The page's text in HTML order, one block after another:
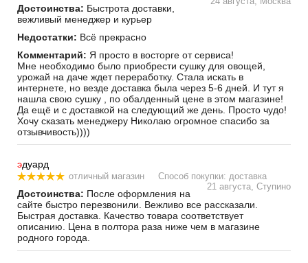
Достоинства: Быстрота доставки,
вежливый менеджер и курьер
Недостатки: Всё прекрасно
Комментарий: Я просто в восторге от сервиса!
Мне необходимо было приобрести сушку для овощей,
урожай на даче ждет переработку. Стала искать в
интернете, но везде доставка была через 5-6 дней. И тут я
нашла свою сушку , по обалденный цене в этом магазине!
Да ещё и с доставкой на следующий же день. Просто чудо!
Хочу сказать менеджеру Николаю огромное спасибо за
отзывчивость))))
эдуард
отличный магазин
Способ покупки: доставка
21 августа, Ступино
Достоинства: После оформления на
сайте быстро перезвонили. Вежливо все рассказали.
Быстрая доставка. Качество товара соответствует
описанию. Цена в полтора раза ниже чем в магазине
родного города.